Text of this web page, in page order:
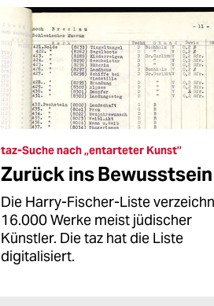
taz-Suche nach „entarteter Kunst”
Zurück ins Bewusstsein
Die Harry-Fischer-Liste
16.000 Werke meist jüdischer
Künstler. Die taz hat die Liste
digitalisiert.